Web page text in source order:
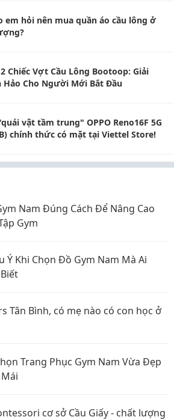
em hỏi nên mua quần áo cầu lông ở
Chiếc Vợt Cầu Lông Bootoop: Giải
Hảo Cho Người Mới Bắt Đầu
vật tầm trung" OPPO Reno16F 5G
chính thức có mặt tại Viettel Store!
Nam Đúng Cách Để Nâng Cao
Gym
Ý Khi Chọn Đồ Gym Nam Mà Ai
Tân Bình, có mẹ nào có con học ở
Trang Phục Gym Nam Vừa Đẹp
cơ sở Cầu Giấy - chất lượng